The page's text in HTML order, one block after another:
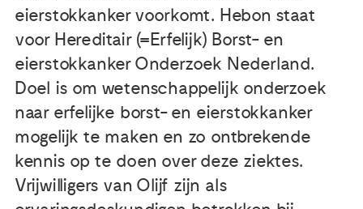
eierstokkanker voorkomt. Hebon staat
voor Hereditair (=Erfelijk) Borst- en
eierstokkanker Onderzoek Nederland.
Doel is om wetenschappelijk onderzoek
naar erfelijke borst- en eierstokkanker
mogelijk te maken en zo ontbrekende
kennis op te doen over deze ziektes.
Vrijwilligers van Olijf zijn als